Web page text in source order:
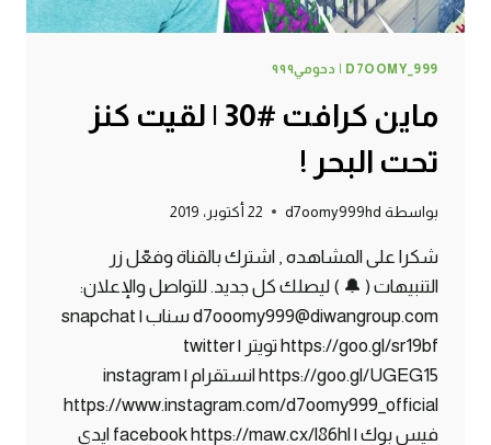
D7OOMY_999 | دحومي٩٩٩
ماين كرافت #30 | لقيت كنز
تحت البحر !
بواسطة d7oomy999hd 22 أكتوبر، 2019
شكرا على المشاهده , اشترك بالقناة وفعّل زر
التنبيهات ( 🔔 ) ليصلك كل جديد. للتواصل والإعلان:
d7ooomy999@diwangroup.com سناب | snapchat
https://goo.gl/sr19bf تويتر | twitter
https://goo.gl/UGEG15 انستقرام | instagram
https://www.instagram.com/d7oomy999_official
فيس بوك | facebook https://maw.cx/l86hl ايدي